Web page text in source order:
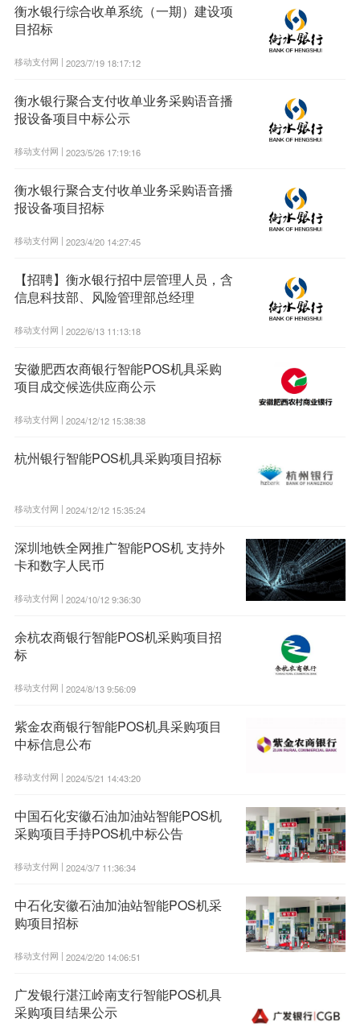
衡水银行综合收单系统（一期）建设项
目招标
移动支付网 | 2023/7/19 18:17:12
衡水银行聚合支付收单业务采购语音播
报设备项目中标公示
移动支付网 | 2023/5/26 17:19:16
衡水银行聚合支付收单业务采购语音播
报设备项目招标
移动支付网 | 2023/4/20 14:27:45
【招聘】衡水银行招中层管理人员，含
信息科技部、风险管理部总经理
移动支付网 | 2022/6/13 11:13:18
安徽肥西农商银行智能POS机具采购
项目成交候选供应商公示
移动支付网 | 2024/12/12 15:38:38
杭州银行智能POS机具采购项目招标
移动支付网 | 2024/12/12 15:35:24
深圳地铁全网推广智能POS机 支持外
卡和数字人民币
移动支付网 | 2024/10/12 9:36:30
余杭农商银行智能POS机采购项目招
标
移动支付网 | 2024/8/13 9:56:09
紫金农商银行智能POS机具采购项目
中标信息公布
移动支付网 | 2024/5/21 14:43:20
中国石化安徽石油加油站智能POS机
采购项目手持POS机中标公告
移动支付网 | 2024/3/7 11:36:34
中石化安徽石油加油站智能POS机采
购项目招标
移动支付网 | 2024/2/20 14:06:51
广发银行湛江岭南支行智能POS机具
采购项目结果公示